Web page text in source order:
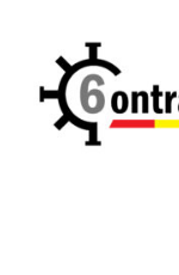
contenido